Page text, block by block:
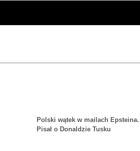
Polski wątek w mailach Epsteina.
Pisał o Donaldzie Tusku